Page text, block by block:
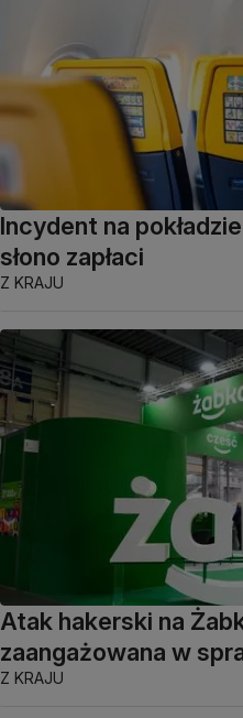
Incydent na
słono zapłaci
Z KRAJU
Atak hakerski na
zaangażowana w
Z KRAJU